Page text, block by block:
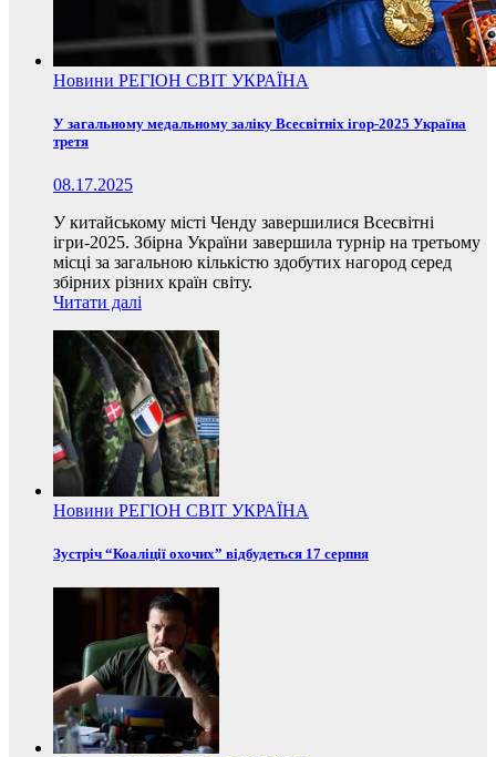
Новини РЕГІОН СВІТ УКРАЇНА
У загальному медальному заліку Всесвітніх ігор-2025 Україна
третя
08.17.2025
У китайському місті Ченду завершилися Всесвітні
ігри-2025. Збірна України завершила турнір на третьому
місці за загальною кількістю здобутих нагород серед
збірних різних країн світу.
Читати далі
Новини РЕГІОН СВІТ УКРАЇНА
Зустріч “Коаліції охочих” відбудеться 17 серпня